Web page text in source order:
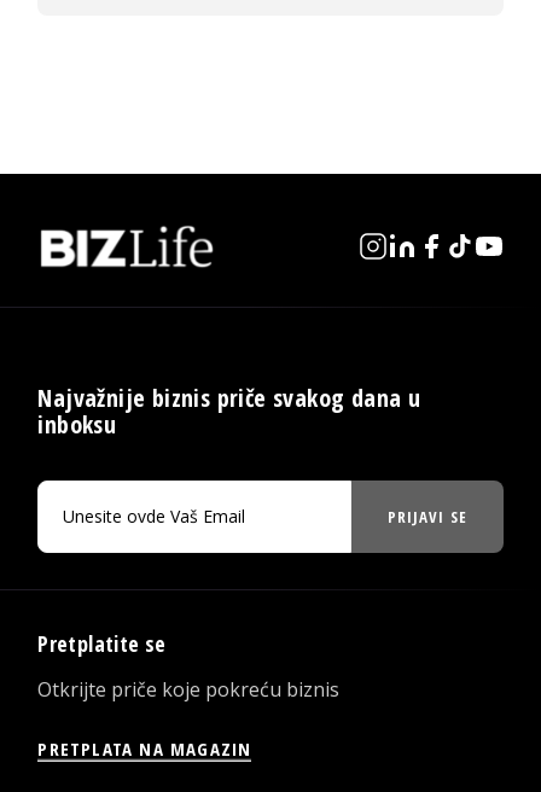
Najvažnije biznis priče svakog dana u
inboksu
PRIJAVI SE
Pretplatite se
Otkrijte priče koje pokreću biznis
PRETPLATA NA MAGAZIN